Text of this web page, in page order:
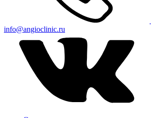
info@angioclinic.ru